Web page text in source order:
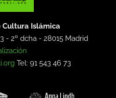
Cultura Islámica
- 2º dcha -28015 Madrid
Tel: 91 543 46 73